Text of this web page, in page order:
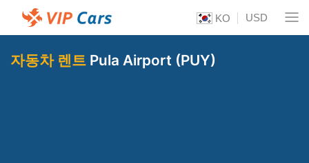
KO USD
자동차 렌트 Pula Airport (PUY)